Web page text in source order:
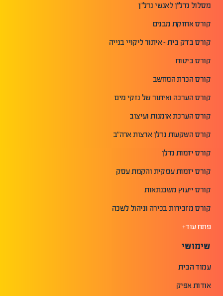
מסלול נדל"ן לאנשי נדל"ן
קורס אחזקת מבנים
קורס בדק בית - איתור ליקויי בנייה
קורס ביטוח
קורס הכרת המחשב
קורס הערכה ואיתור של נזקי מים
קורס הערכת אומנות ועיצוב
קורס השקעות נדלן ארצות ארה"ב
קורס יזמות נדלן
קורס יזמות עסקית והקמת עסק
קורס ייעוץ משכנתאות
קורס מזכירות בכירה וניהול לשכה
פתח עוד+
שימושי
עמוד הבית
אודות אפיק